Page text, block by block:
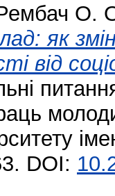
О.
як
від
DOI: